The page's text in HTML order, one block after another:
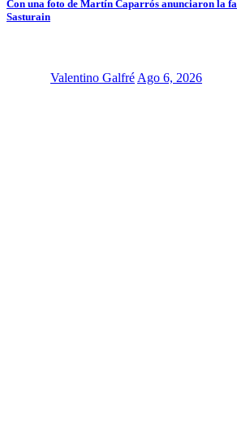
Con una foto de Martín Caparrós anunciaron la
Sasturain
Valentino Galfré Ago 6, 2026